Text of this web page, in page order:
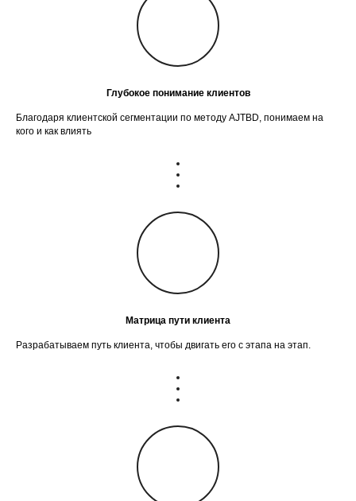
Глубокое понимание клиентов
Благодаря клиентской сегментации по методу AJTBD, понимаем на
кого и как влиять
Матрица пути клиента
Разрабатываем путь клиента, чтобы двигать его с этапа на этап.